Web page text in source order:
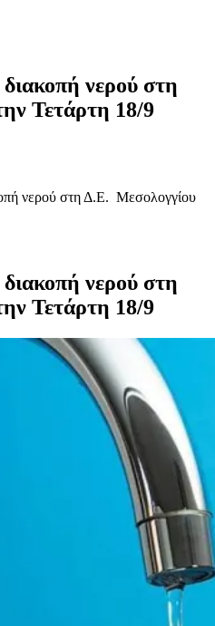
νερού στη
Τετάρτη 18/9
νερού στη Δ.Ε. Μεσολογγίου
νερού στη
Τετάρτη 18/9